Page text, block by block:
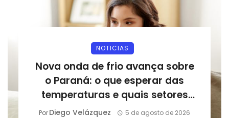
NOTICIAS
Nova onda de frio avança sobre
o Paraná: o que esperar das
temperaturas e quais setores
podem sentir os impactos
PorDiego Velázquez 5 de agosto de 2026